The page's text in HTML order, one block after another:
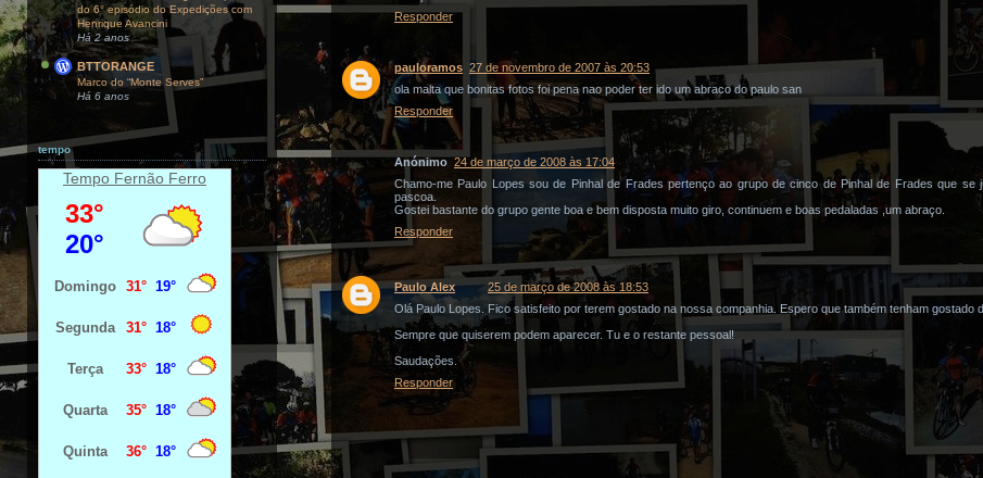
do 6° episódio do Expedições com
Henrique Avancini
Há 2 anos
BTTORANGE
Marco do “Monte Serves”
Há 6 anos
tempo
Tempo Fernão Ferro
Responder
pauloramos 27 de novembro de 2007 às 20:53
ola malta que bonitas fotos foi pena nao poder ter ido um abraco do paulo san
Responder
Anónimo 24 de março de 2008 às 17:04
Chamo-me Paulo Lopes sou de Pinhal de Frades pertenço ao grupo de cinco de Pinhal de Frades que se
pascoa.
Gostei bastante do grupo gente boa e bem disposta muito giro, continuem e boas pedaladas ,um abraço.
Responder
Paulo Alex
25 de março de 2008 às 18:53
Olá Paulo Lopes. Fico satisfeito por terem gostado na nossa companhia. Espero que também tenham gostado
Sempre que quiserem podem aparecer. Tu e o restante pessoal!
Saudações.
Responder